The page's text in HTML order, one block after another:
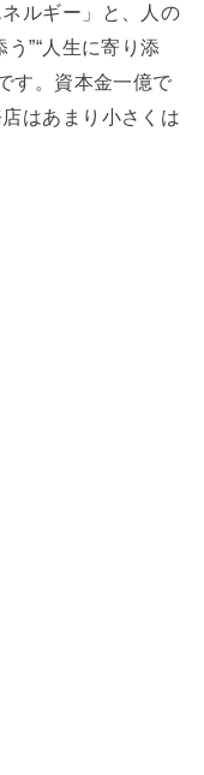
ルギー」と、人の
”“人生に寄り添
す。資本金一億で
はあまり小さくは